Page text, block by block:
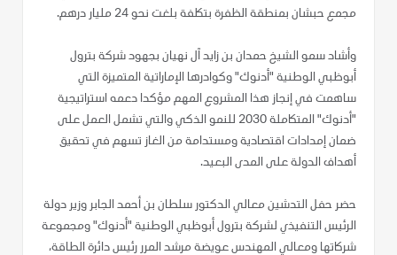
مجمع حبشان بمنطقة الظفرة بتكلفة بلغت نحو 24 مليار درهم.
وأشاد سمو الشيخ حمدان بن زايد آل نهيان بجهود شركة بترول
أبوظبي الوطنية "أدنوك" وكوادرها الإماراتية المتميزة التي
ساهمت في إنجاز هذا المشروع المهم مؤكدا دعمه استراتيجية
"أدنوك" المتكاملة 2030 للنمو الذكي والتي تشمل العمل على
ضمان إمدادات اقتصادية ومستدامة من الغاز تسهم في تحقيق
أهداف الدولة على المدى البعيد.
حضر حفل التدشين معالي الدكتور سلطان بن أحمد الجابر وزير دولة
الرئيس التنفيذي لشركة بترول أبوظبي الوطنية "أدنوك" ومجموعة
شركاتها ومعالي المهندس عويضة مرشد المرر رئيس دائرة الطاقة،